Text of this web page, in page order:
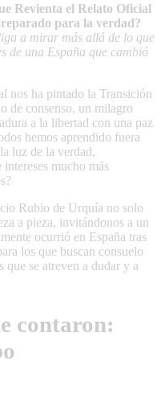
Revienta el Relato Oficial
para la verdad?
a mirar más allá de lo que
de una España que cambió
nos ha pintado la Transición
de consenso, un milagro
a la libertad con una paz
hemos aprendido fuera
luz de la verdad,
mucho más
Rubio de Urquía no solo
a pieza, invitándonos a un
ocurrió en España tras
los que buscan consuelo
se atreven a dudar y a
contaron: